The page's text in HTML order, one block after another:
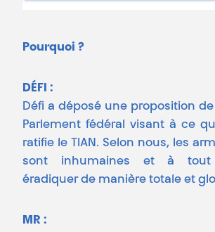
Pourquoi ?
DÉFI :
Défi a déposé une proposition
Parlement fédéral visant à ce
ratifie le TIAN. Selon nous, les
sont inhumaines et à tout
éradiquer de manière totale et
MR :